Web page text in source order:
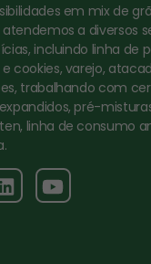
em mix de
a diversos
incluindo linha de
e cookies, varejo,
trabalhando com
pré-
linha de consumo